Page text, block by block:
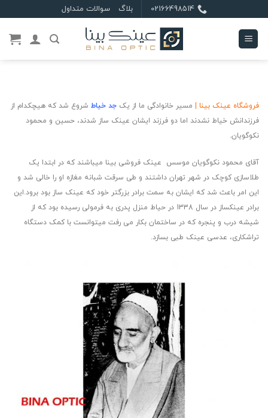
to
content
02166498514 بلاگ سوالات متداول
فروشگاه عینک بینا | مسیر خانوادگی ما از یک جد خیاط شروع شد که هیچکدام از
فرزندانش خیاط نشدند اما دو فرزند ایشان عینک ساز شدند، حسین و محمود
نکوگویان.
آقای محمود نکوگویان موسس عینک فروشی بینا میباشند که در ابتدا یک
طلاسازی کوچک در شهر تهران داشتند و طی سرقت شبانه مغازه او را خالی شد و
این امر باعث شد که ایشان به سمت برادر بزرگتر خود که عینک ساز بود برود.این
برادر عینکساز در سال 1338 در حیاط منزل پدری به فرمولی رسیده بود که از
شیشه درب و پنجره که در ساختمان بکار می رفت میتوانست با کمک دستگاه
تراشکاری، عدسی عینک طبی بسازد.